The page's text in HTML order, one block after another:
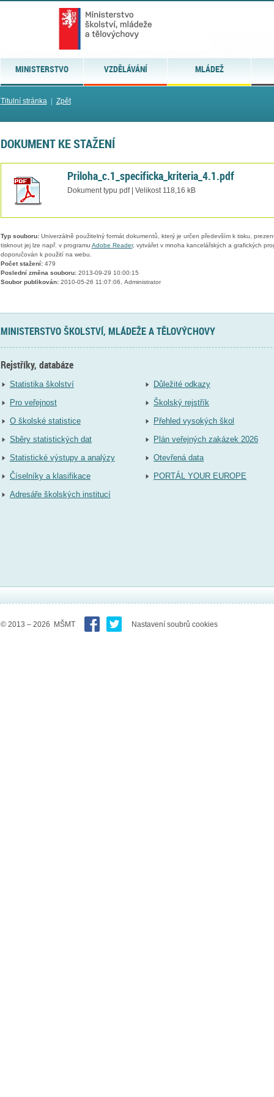
MINISTERSTVO VZDĚLÁVÁNÍ MLÁDEŽ
Titulní stránka| Zpět
DOKUMENT KE STAŽENÍ
Priloha_c.1_specificka_kriteria_4.1.pdf
Dokument typu pdf | Velikost 118,16 kB
Typ souboru:Univerzálně použitelný formát dokumentů, který je určen především k tisku,
tisknout jej lze např. v programu Adobe Reader, vytvářet v mnoha kancelářských a grafických
doporučován k použití na webu.
Počet stažení:479
Poslední změna souboru:2013-09-29 10:00:15
Soubor publikován:2010-05-26 11:07:06, Administrator
MINISTERSTVO ŠKOLSTVÍ, MLÁDEŽE A TĚLOVÝCHOVY
Rejstříky, databáze
Statistika školství
Pro veřejnost
O školské statistice
Sběry statistických dat
Statistické výstupy a analýzy
Číselníky a klasifikace
Adresáře školských institucí
Důležité odkazy
Školský rejstřík
Přehled vysokých škol
Plán veřejných zakázek 2026
Otevřená data
PORTÁL YOUR EUROPE
© 2013 – 2026 MŠMT Nastavení soubrů cookies